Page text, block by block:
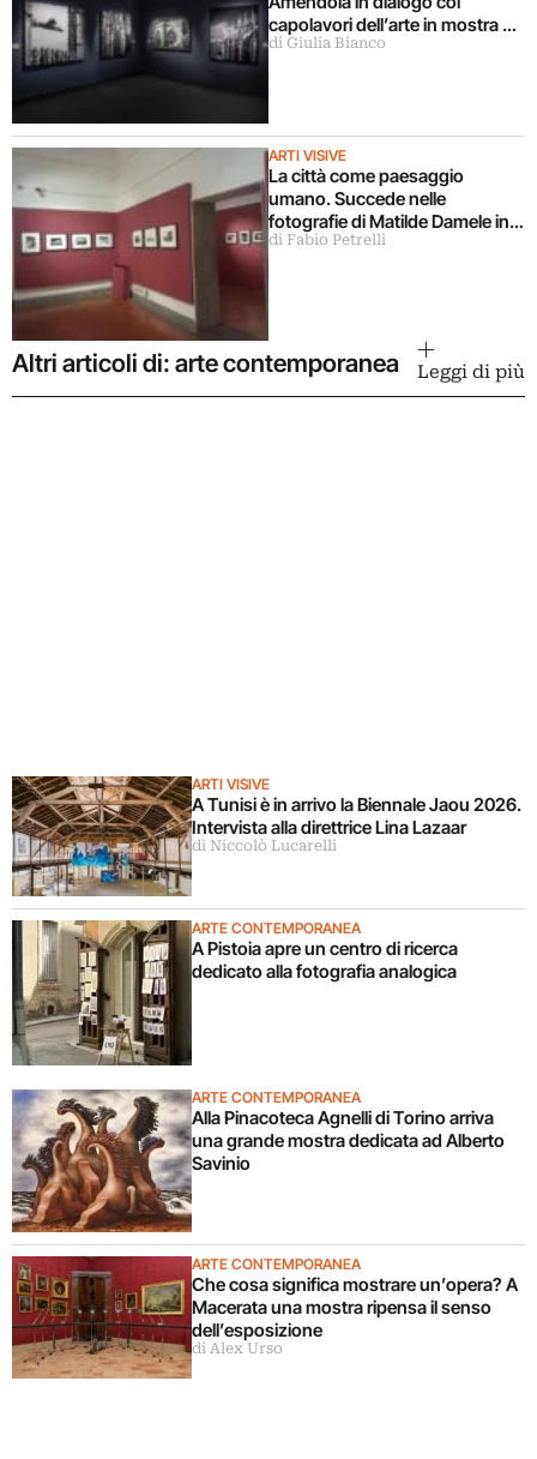
capolavori dell’arte in mostra a
Milano
di Giulia Bianco
ARTI VISIVE
La città come paesaggio
umano. Succede nelle
fotografie di Matilde Damele in
mostra a Roma
di Fabio Petrelli
Altri articoli di: arte contemporanea Leggi di più
ARTI VISIVE
A Tunisi è in arrivo la Biennale Jaou 2026.
Intervista alla direttrice Lina Lazaar
di Niccolò Lucarelli
ARTE CONTEMPORANEA
A Pistoia apre un centro di ricerca
dedicato alla fotografia analogica
ARTE CONTEMPORANEA
Alla Pinacoteca Agnelli di Torino arriva
una grande mostra dedicata ad Alberto
Savinio
ARTE CONTEMPORANEA
Che cosa significa mostrare un’opera? A
Macerata una mostra ripensa il senso
dell’esposizione
di Alex Urso